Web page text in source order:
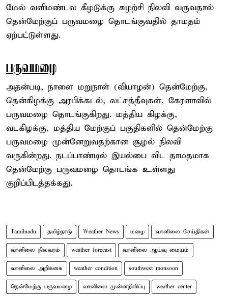
மேல் வளிமண்டல கீழடுக்கு சுழற்சி நிலவி வருவதால்
தென்மேற்குப் பருவமழை தொடங்குவதில் தாமதம்
ஏற்பட்டுள்ளது.
பருவமழை
அதன்படி, நாளை மறுநாள் (வியாழன்) தென்மேற்கு,
தென்கிழக்கு அரபிக்கடல், லட்சத்தீவுகள், கேரளாவில்
பருவமழை தொடங்குகிறது. மத்திய கிழக்கு,
வடகிழக்கு, மத்திய மேற்குப் பகுதிகளில் தென்மேற்கு
பருவமழை முன்னேறுவதற்கான சூழல் நிலவி
வருகின்றது. நடப்பாண்டில் இயல்பை விட தாமதமாக
தென்மேற்கு பருவமழை தொடங்க உள்ளது
குறிப்பிடத்தக்கது.
Tamilnadu தமிழ்நாடு Weather News மழை வானிலை செய்திகள்
வானிலை நிலவரம் weather forecast வானிலை ஆய்வு மையம்
வானிலை அறிக்கை weather condition southwest monsoon
தென்மேற்கு பருவமழை வானிலை முன்னறிவிப்பு weather center